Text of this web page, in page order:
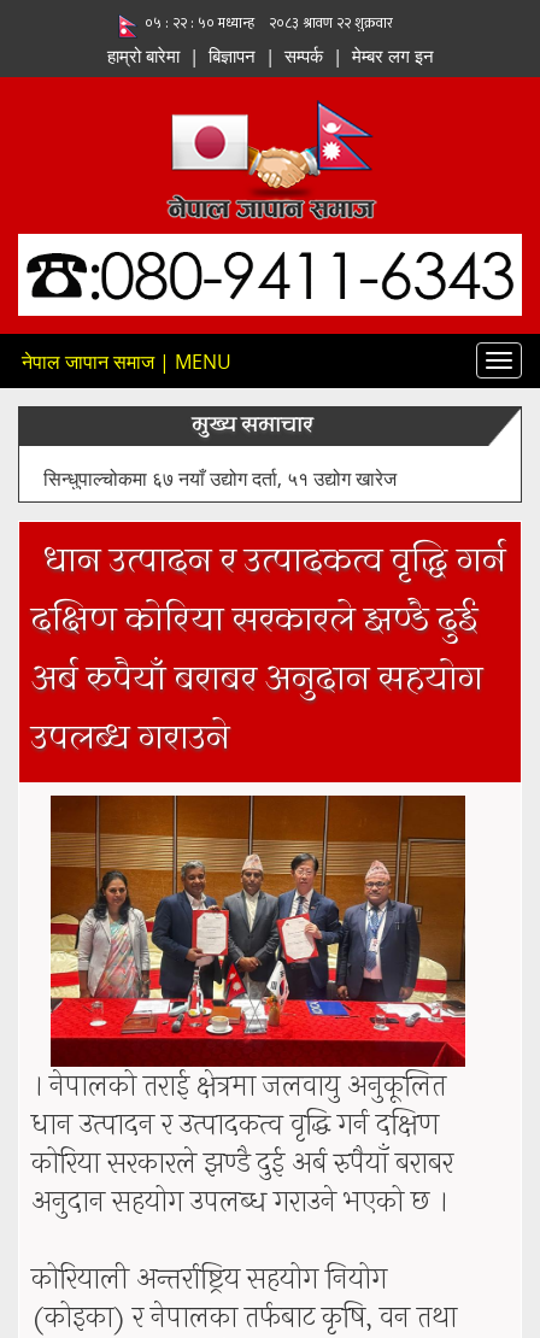
हाम्रो बारेमा | बिज्ञापन | सम्पर्क | मेम्बर लग इन
नेपाल जापान समाज | MENU
मुख्य समाचार
१२८ मेगावाट क्षमताको तमोर–मेवा जलविद्युत् आयोजनाको सुरुङ
निर्माण कार्य औपचारिक रूपमा सुरु
धान उत्पादन र उत्पादकत्व वृद्धि गर्न
दक्षिण कोरिया सरकारले झण्डै दुई
अर्ब रुपैयाँ बराबर अनुदान सहयोग
उपलब्ध गराउने
। नेपालको तराई क्षेत्रमा जलवायु अनुकूलित
धान उत्पादन र उत्पादकत्व वृद्धि गर्न दक्षिण
कोरिया सरकारले झण्डै दुई अर्ब रुपैयाँ बराबर
अनुदान सहयोग उपलब्ध गराउने भएको छ ।
कोरियाली अन्तर्राष्ट्रिय सहयोग नियोग
(कोइका) र नेपालका तर्फबाट कृषि, वन तथा